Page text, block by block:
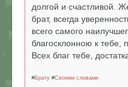
долгой и счастливой.
брат, всегда
всего самого
благосклонною к тебе,
Всех благ тебе,
#Брату #Своими словами